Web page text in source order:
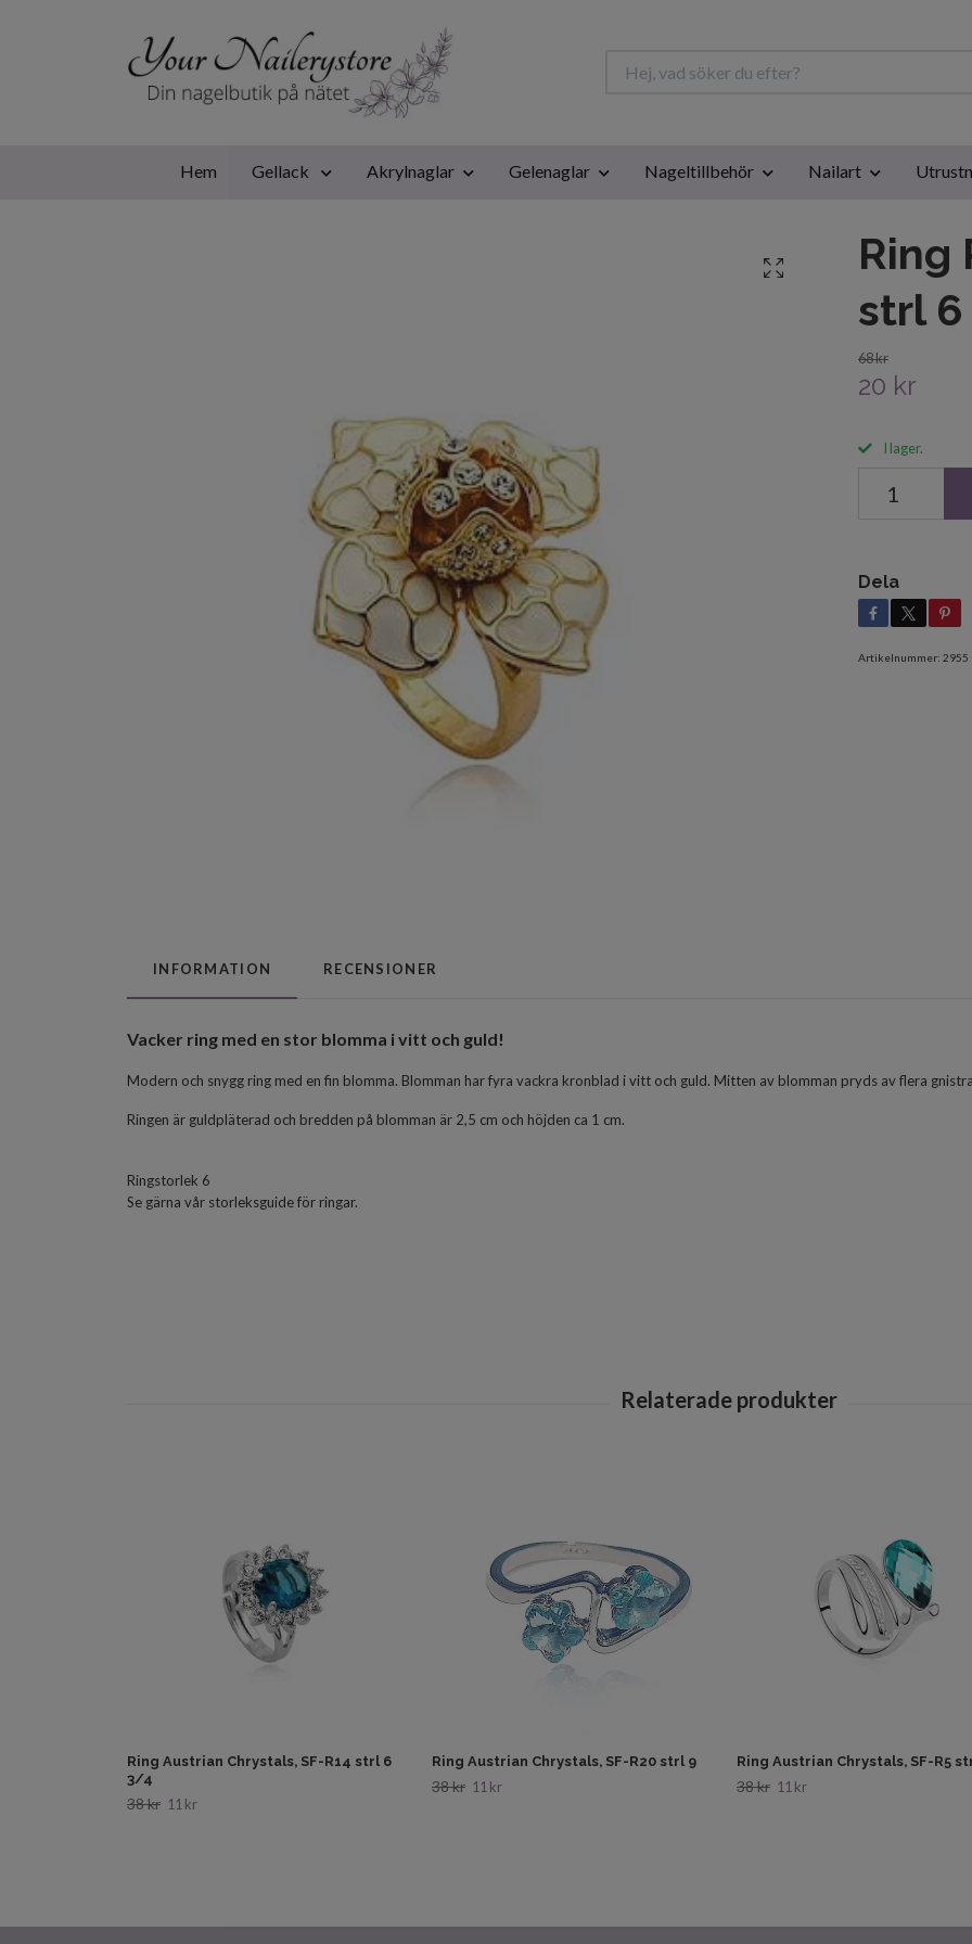
Hem Gellack Akrylnaglar Gelenaglar Nageltillbehör Nailart
Ring
strl 6
68 kr
20 kr
I lager.
Dela
Artikelnummer: 2955
INFORMATION RECENSIONER
Vacker ring med en stor blomma i vitt och guld!
Modern och snygg ring med en fin blomma. Blomman har fyra vackra kronblad i vitt och guld. Mitten av blomman pryds av flera
Ringen är guldpläterad och bredden på blomman är 2,5 cm och höjden ca 1 cm.
Ringstorlek 6
Se gärna vår storleksguide för ringar.
Ring Austrian Chrystals, SF-R14 strl 6
3/4
38 kr 11 kr
Ring Austrian Chrystals, SF-R20 strl 9
38 kr 11 kr
Ring Austrian Chrystals, SF-R5
38 kr 11 kr